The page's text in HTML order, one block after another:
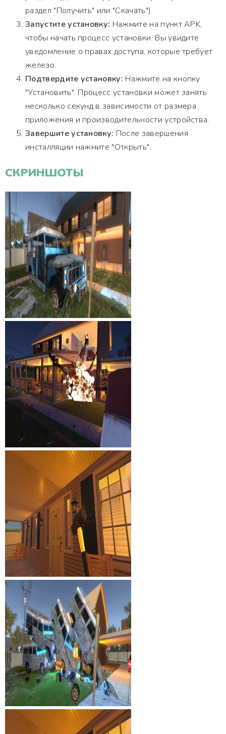
раздел "Получить" или "Скачать").
Запустите установку: Нажмите на пункт APK,
чтобы начать процесс установки. Вы увидите
уведомление о правах доступа, которые требует
железо.
Подтвердите установку: Нажмите на кнопку
"Установить". Процесс установки может занять
несколько секунд в зависимости от размера
приложения и производительности устройства.
Завершите установку: После завершения
инсталляции нажмите "Открыть".
СКРИНШОТЫ